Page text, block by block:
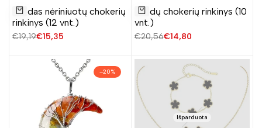
Pridėti
norų
Į krepšelį
Juodas nėriniuotų chokerių
rinkinys (12 vnt.)
Įprasta
€19,19Pardavimo
€15,35
Pridėti
norų
Į krepšelį
Juodų chokerių rinkinys (10
vnt.)
Įprasta
€20,56Pardavimo
€14,80
–20%
Išparduota